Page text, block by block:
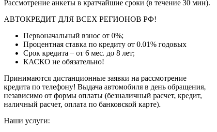
Рассмотрение анкеты в кратчайшие сроки (в течение 30 мин).
АВТОКРЕДИТ ДЛЯ ВСЕХ РЕГИОНОВ РФ!
Первоначальный взнос от 0%;
Процентная ставка по кредиту от 0.01% годовых
Срок кредита – от 6 мес. до 8 лет;
КАСКО не обязательно!
Принимаются дистанционные заявки на рассмотрение
кредита по телефону! Выдача автомобиля в день обращения,
независимо от формы оплаты (безналичный расчет, кредит,
наличный расчет, оплата по банковской карте).
Наши услуги: